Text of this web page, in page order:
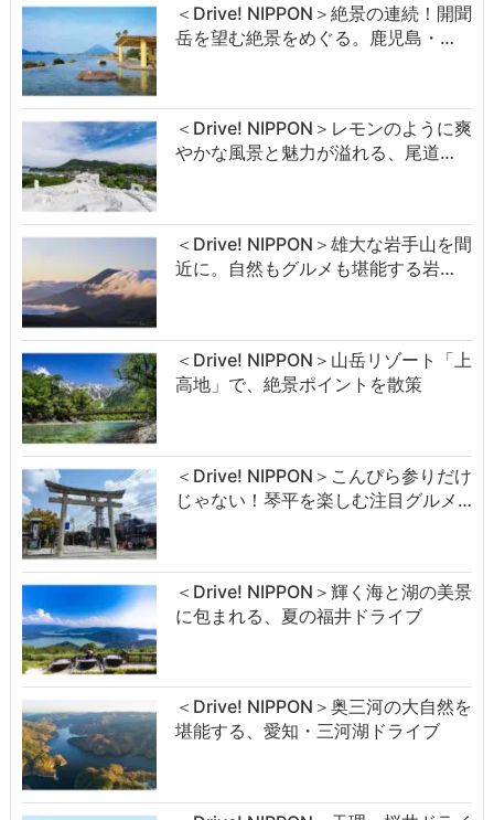
＜Drive! NIPPON＞絶景の連続！開聞
岳を望む絶景をめぐる。鹿児島・…
＜Drive! NIPPON＞レモンのように爽
やかな風景と魅力が溢れる、尾道…
＜Drive! NIPPON＞雄大な岩手山を間
近に。自然もグルメも堪能する岩…
＜Drive! NIPPON＞山岳リゾート「上
高地」で、絶景ポイントを散策
＜Drive! NIPPON＞こんぴら参りだけ
じゃない！琴平を楽しむ注目グルメ…
＜Drive! NIPPON＞輝く海と湖の美景
に包まれる、夏の福井ドライブ
＜Drive! NIPPON＞奥三河の大自然を
堪能する、愛知・三河湖ドライブ